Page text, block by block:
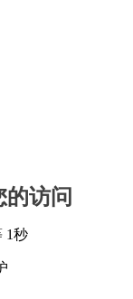
访问
1秒